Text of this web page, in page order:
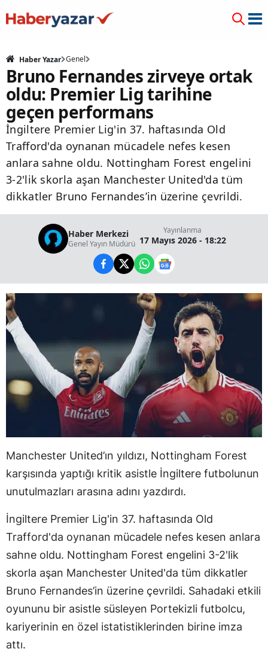
Haber Yazar Genel
Bruno Fernandes zirveye ortak
oldu: Premier Lig tarihine
geçen performans
İngiltere Premier Lig'in 37. haftasında Old
Trafford'da oynanan mücadele nefes kesen
anlara sahne oldu. Nottingham Forest engelini
3-2'lik skorla aşan Manchester United'da tüm
dikkatler Bruno Fernandes’in üzerine çevrildi.
Haber Merkezi
Genel Yayın Müdürü
Yayınlanma
17 Mayıs 2026 - 18:22
Manchester United’ın yıldızı, Nottingham Forest
karşısında yaptığı kritik asistle İngiltere futbolunun
unutulmazları arasına adını yazdırdı.
İngiltere Premier Lig'in 37. haftasında Old
Trafford'da oynanan mücadele nefes kesen anlara
sahne oldu. Nottingham Forest engelini 3-2'lik
skorla aşan Manchester United'da tüm dikkatler
Bruno Fernandes’in üzerine çevrildi. Sahadaki etkili
oyununu bir asistle süsleyen Portekizli futbolcu,
kariyerinin en özel istatistiklerinden birine imza
attı.